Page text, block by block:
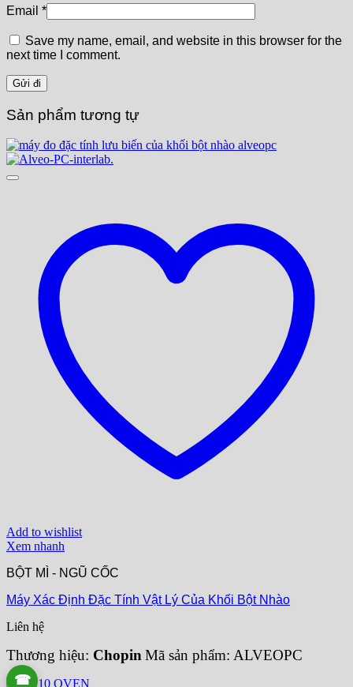
Email *
Save my name, email, and website in this browser for the
next time I comment.
Sản phẩm tương tự
Add to wishlist
Xem nhanh
BỘT MÌ - NGŨ CỐC
Máy Xác Định Đặc Tính Vật Lý Của Khối Bột Nhào
Liên hệ
Thương hiệu: ChopinMã sản phẩm: ALVEOPC
☎